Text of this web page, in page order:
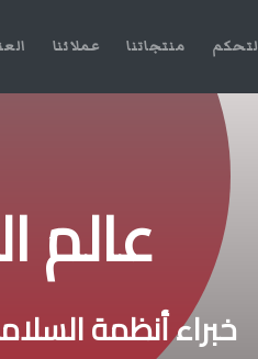
منتجاتنا عملائنا
عالم
خبراء أنظمة